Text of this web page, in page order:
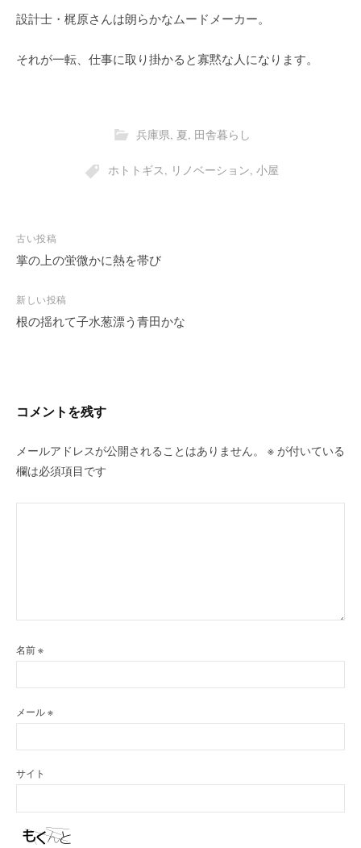
設計士・梶原さんは朗らかなムードメーカー。
それが一転、仕事に取り掛かると寡黙な人になります。
兵庫県, 夏, 田舎暮らし
ホトトギス, リノベーション, 小屋
投
稿
ビ
ゲ
ン
古い投稿
掌の上の蛍微かに熱を帯び
新しい投稿
根の揺れて子水葱漂う青田かな
コメントを残す
メールアドレスが公開されることはありません。 ※ が付いている
欄は必須項目です
名前※
メール※
サイト